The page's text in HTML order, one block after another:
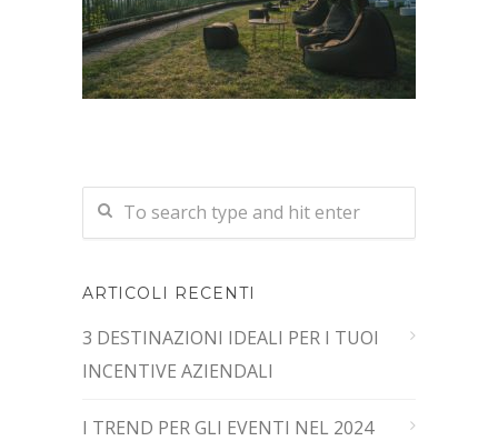
ARTICOLI RECENTI
3 DESTINAZIONI IDEALI PER I TUOI
INCENTIVE AZIENDALI
I TREND PER GLI EVENTI NEL 2024